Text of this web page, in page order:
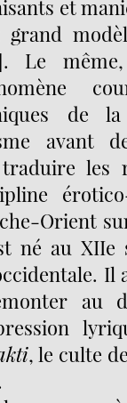
et
. Le
de la
avant
les
Orient
né au XIIe
Il
au
, le culte